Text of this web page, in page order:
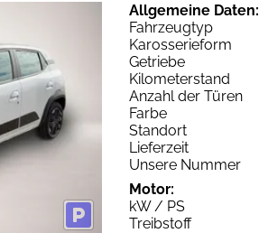
Allgemeine Daten:
Fahrzeugtyp
Karosserieform
Getriebe
Kilometerstand
Anzahl der Türen
Farbe
Standort
Lieferzeit
Unsere Nummer
Motor:
kW / PS
Treibstoff